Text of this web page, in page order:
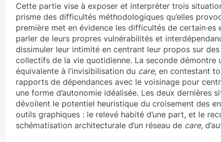
Cette partie vise à exposer et interpréter trois
prisme des difficultés méthodologiques qu’elles
première met en évidence les difficultés de certain·es
parler de leurs propres vulnérabilités et
dissimuler leur intimité en centrant leur propos sur
collectifs de la vie quotidienne. La seconde démontre
équivalente à l’invisibilisation du care, en contestant
rapports de dépendances avec le voisinage pour
une forme d’autonomie idéalisée. Les deux dernières
dévoilent le potentiel heuristique du croisement des
outils graphiques : le relevé habité d’une part, et le
schématisation architecturale d’un réseau de care,